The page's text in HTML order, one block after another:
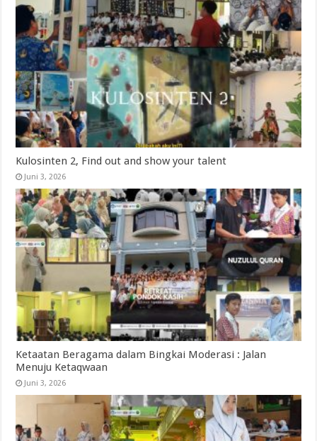
Kulosinten 2, Find out and show your talent
Juni 3, 2026
Ketaatan Beragama dalam Bingkai Moderasi : Jalan
Menuju Ketaqwaan
Juni 3, 2026